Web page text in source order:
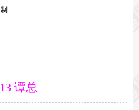
牌办公家具
谭总